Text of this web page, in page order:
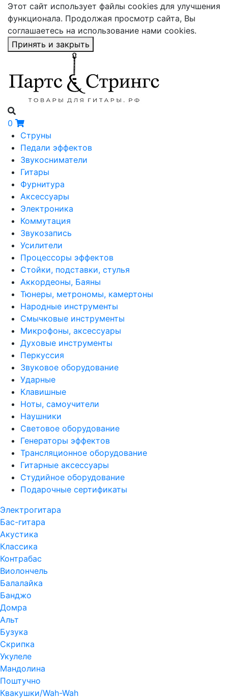
Этот сайт использует файлы cookies для улучшения
функционала. Продолжая просмотр сайта, Вы
соглашаетесь на использование нами cookies.
Принять и закрыть
0
Струны
Педали эффектов
Звукосниматели
Гитары
Фурнитура
Аксессуары
Электроника
Коммутация
Звукозапись
Усилители
Процессоры эффектов
Стойки, подставки, стулья
Аккордеоны, Баяны
Тюнеры, метрономы, камертоны
Народные инструменты
Смычковые инструменты
Микрофоны, аксессуары
Духовые инструменты
Перкуссия
Звуковое оборудование
Ударные
Клавишные
Ноты, самоучители
Наушники
Световое оборудование
Генераторы эффектов
Трансляционное оборудование
Гитарные аксессуары
Студийное оборудование
Подарочные сертификаты
Электрогитара
Бас-гитара
Акустика
Классика
Контрабас
Виолончель
Балалайка
Банджо
Домра
Альт
Бузука
Скрипка
Укулеле
Мандолина
Поштучно
Квакушки/Wah-Wah